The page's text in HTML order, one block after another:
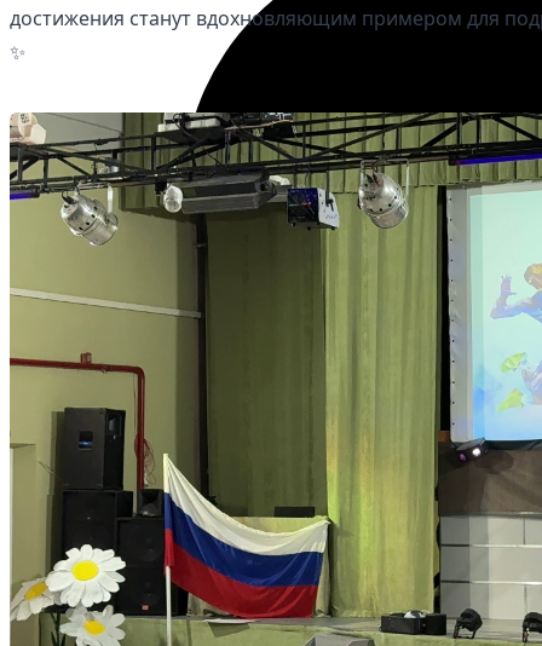
достижения станут вдохновляющим примером для
✨